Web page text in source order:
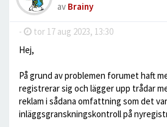
av Brainy
- tor 17 aug 2023, 13:30
Hej,
På grund av problemen forumet haft
registrerar sig och lägger upp trådar
reklam i sådana omfattning som det
inläggsgranskningskontroll på